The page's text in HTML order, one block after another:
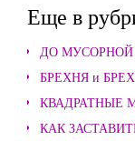
Еще в
ДО
БРЕХНЯ и
КВАДРАТНЫЕ
КАК